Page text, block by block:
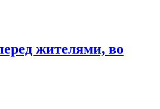
жителями, во